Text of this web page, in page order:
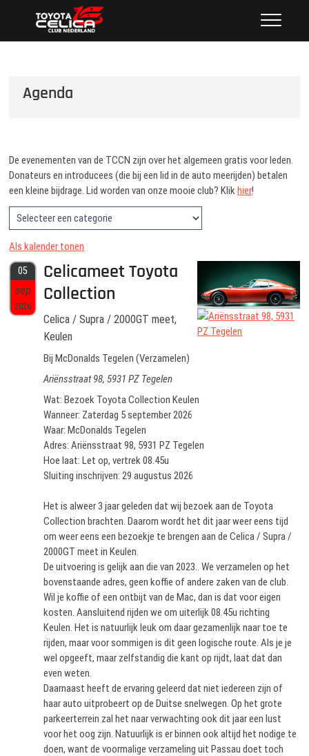
Toyota Celica Club Nederland
NEDERLAND'S GROOTSTE CLUB VAN CELICA
Agenda
De evenementen van de TCCN zijn over het algemeen gratis voor leden.
Donateurs en introducees (die bij een lid in de auto meerijden) betalen
een kleine bijdrage. Lid worden van onze mooie club? Klikhier!
Als kalender tonen
05
sep
2026
Celicameet Toyota
Collection
Celica / Supra / 2000GT meet,
Keulen
Bij McDonalds Tegelen (Verzamelen)
Ariënsstraat 98, 5931 PZ Tegelen
Wat: Bezoek Toyota Collection Keulen
Wanneer: Zaterdag 5 september 2026
Waar: McDonalds Tegelen
Adres: Ariënsstraat 98, 5931 PZ Tegelen
Hoe laat: Let op, vertrek 08.45u
Sluiting inschrijven: 29 augustus 2026
Het is alweer 3 jaar geleden dat wij bezoek aan de Toyota
Collection brachten. Daarom wordt het dit jaar weer eens tijd
om weer eens een bezoekje te brengen aan de Celica / Supra /
2000GT meet in Keulen.
De uitvoering is gelijk aan die van 2023.. We verzamelen op het
bovenstaande adres, geen koffie of andere zaken van de club.
Wil je koffie of een ontbijt van de Mac, dan is dat voor eigen
kosten. Aansluitend rijden we om uiterlijk 08.45u richting
Keulen. Het is natuurlijk leuk om daar gezamenlijk naar toe te
rijden, maar voor sommigen is dit geen logische route. Als je je
wel opgeeft, maar zelfstandig die kant op rijdt, laat dat dan
even weten.
Daarnaast heeft de ervaring geleerd dat niet iedereen zijn of
haar auto uitprobeert op de Duitse snelwegen. Op het grote
parkeerterrein zal het naar verwachting ook dit jaar een lust
voor het oog zijn. Natuurlijk is er binnen ook altijd het nodige te
doen, want de voormalige verzameling uit Passau doet toch